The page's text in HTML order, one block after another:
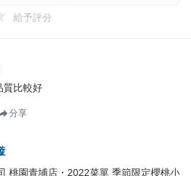
給予評分
質比較好
分享
桃園青埔店・2022菜單 季節限定櫻桃小